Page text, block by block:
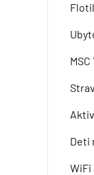
Deti
WiFi